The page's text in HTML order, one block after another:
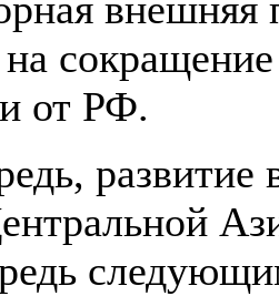
от РФ.